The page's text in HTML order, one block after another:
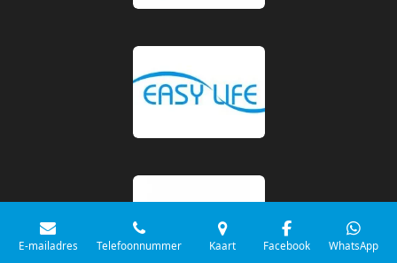
E-mailadres Telefoonnummer Kaart Facebook WhatsApp